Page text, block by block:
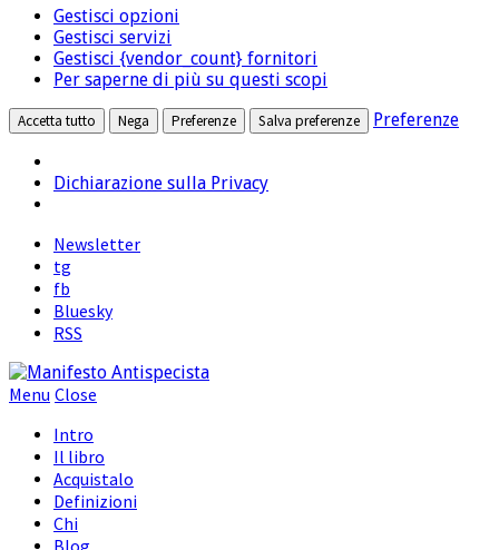
parti
Gestisci opzioni
Gestisci servizi
Gestisci {vendor_count} fornitori
Per saperne di più su questi scopi
Accetta tutto Nega Preferenze Salva preferenze Preferenze
Dichiarazione sulla Privacy
Newsletter
tg
fb
Bluesky
RSS
Menu Close
Intro
Il libro
Acquistalo
Definizioni
Chi